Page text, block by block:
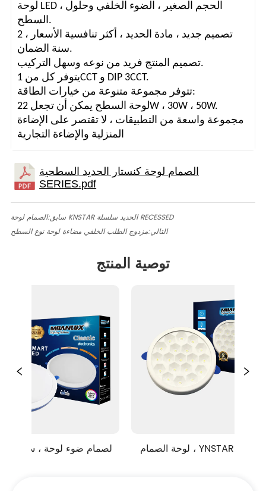
لوحة LED ، الحجم الصغير ، الضوء الخلفي وحلول
السطح.
تصميم جديد ، مادة الحديد ، أكثر تنافسية الأسعار ، 2
سنة الضمان.
تصميم المنتج فريد من نوعه وسهل التركيب.
يتوفر كل من 1CCT و DIP 3CCT.
تتوفر مجموعة متنوعة من خيارات الطاقة:
لوحة السطح يمكن أن تجعل 22W ، 30W ، 50W.
مجموعة واسعة من التطبيقات ، لا تقتصر على الإضاءة
المنزلية والإضاءة التجارية
سابق:
الصمام لوحة KNSTAR الحديد سلسلة RECESSED
التالي:مزدوج الطلب الخلفي مضاءة لوحة نوع السطح
توصية المنتج
الصمام ضوء لوحة ،
لوحة الصمام ، YNSTAR الماس -